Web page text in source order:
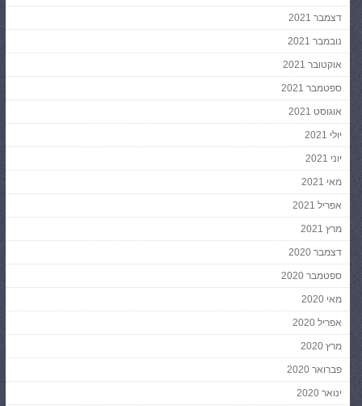
דצמבר 2021
נובמבר 2021
אוקטובר 2021
ספטמבר 2021
אוגוסט 2021
יולי 2021
יוני 2021
מאי 2021
אפריל 2021
מרץ 2021
דצמבר 2020
ספטמבר 2020
מאי 2020
אפריל 2020
מרץ 2020
פברואר 2020
ינואר 2020